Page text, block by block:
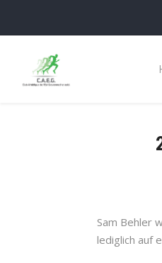
Sam Behler
lediglich auf